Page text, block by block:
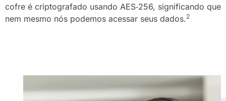
cofre é criptografado usando AES‑256, significando que
nem mesmo nós podemos acessar seus dados.2